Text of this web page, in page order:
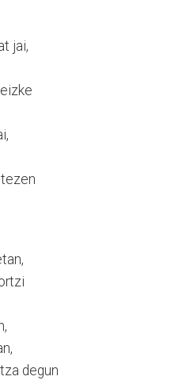
jai,
degun